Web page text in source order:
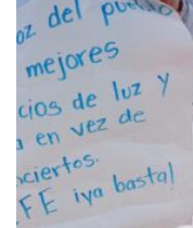
Para sofocar el
rescate, arribaron
de bomberos y así
Explosión